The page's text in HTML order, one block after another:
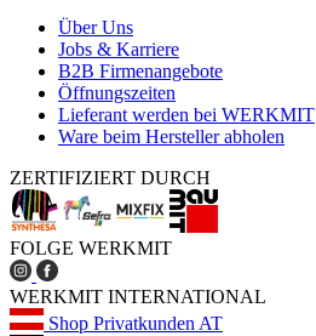
Über Uns
Jobs & Karriere
B2B Firmenangebote
Öffnungszeiten
Lieferant werden bei WERKMIT
Ware beim Hersteller abholen
ZERTIFIZIERT DURCH
FOLGE WERKMIT
WERKMIT INTERNATIONAL
Shop Privatkunden AT